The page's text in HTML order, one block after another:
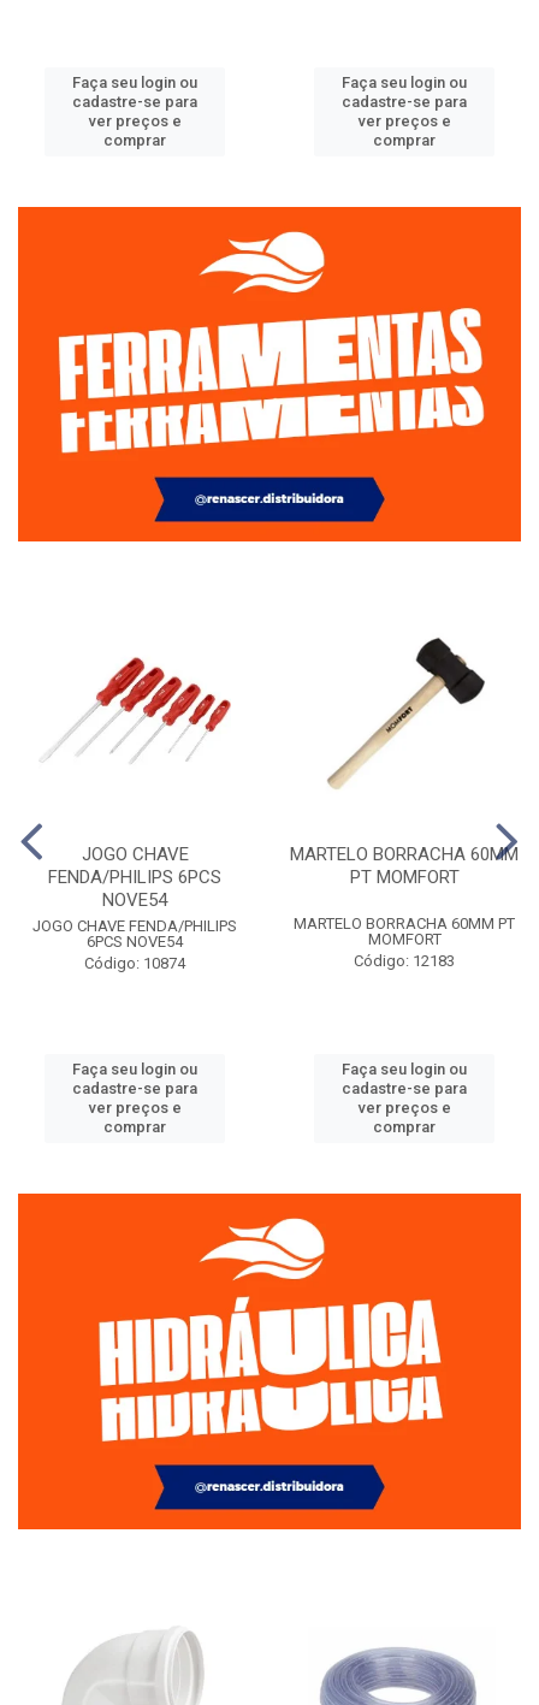
Faça seu login ou
cadastre-se para
ver preços e
comprar
Faça seu login ou
cadastre-se para
ver preços e
comprar
JOGO CHAVE
FENDA/PHILIPS 6PCS
NOVE54
JOGO CHAVE FENDA/PHILIPS
6PCS NOVE54
Código: 10874
Faça seu login ou
cadastre-se para
ver preços e
comprar
MARTELO BORRACHA 60MM
PT MOMFORT
MARTELO BORRACHA 60MM PT
MOMFORT
Código: 12183
Faça seu login ou
cadastre-se para
ver preços e
comprar